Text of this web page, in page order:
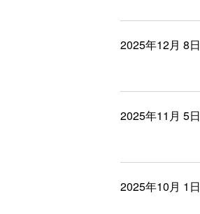
2025年12月 8日
2025年11月 5日
2025年10月 1日